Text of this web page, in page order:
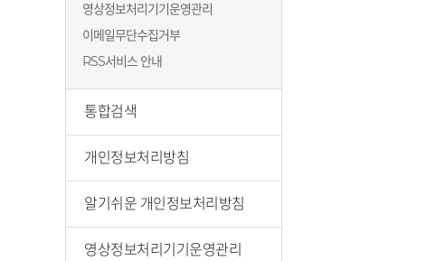
영상정보처리기기운영관리
이메일무단수집거부
RSS서비스 안내
통합검색
개인정보처리방침
알기쉬운 개인정보처리방침
영상정보처리기기운영관리